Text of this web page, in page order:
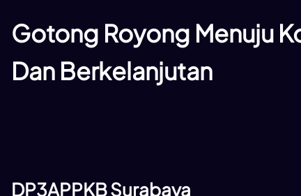
Gotong Royong Menuju
Dan Berkelanjutan
DP3APPKB Surabaya